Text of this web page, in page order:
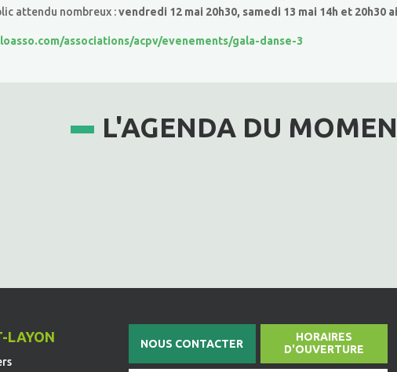
attendu nombreux :vendredi 12 mai 20h30, samedi 13 mai 14h et 20h30
associations/acpv/evenements/gala-danse-3
L'AGENDA DU
LAYON NOUS CONTACTER
HORAIRES
D'OUVERTURE